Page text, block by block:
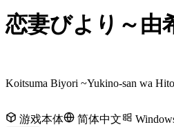
恋妻びより～由
Koitsuma Biyori ~Yukino-san wa
游戏本体 简体中文